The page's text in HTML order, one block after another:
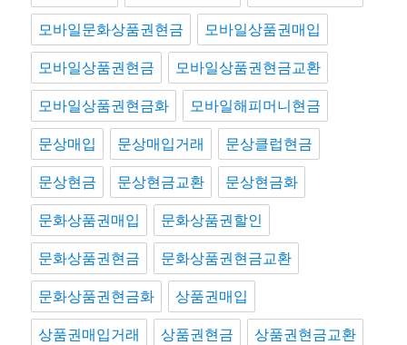
모바일문화상품권현금 모바일상품권매입
모바일상품권현금 모바일상품권현금교환
모바일상품권현금화 모바일해피머니현금
문상매입 문상매입거래 문상클럽현금
문상현금 문상현금교환 문상현금화
문화상품권매입 문화상품권할인
문화상품권현금 문화상품권현금교환
문화상품권현금화 상품권매입
상품권매입거래 상품권현금 상품권현금교환